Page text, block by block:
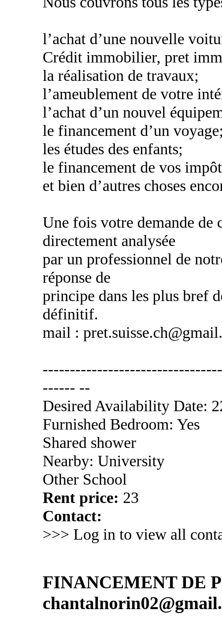
l’achat d’une nouvelle
Crédit immobilier, pret
la réalisation de travaux;
l’ameublement de votre
l’achat d’un nouvel
le financement d’un
les études des enfants;
le financement de vos
et bien d’autres choses
Une fois votre demande
directement analysée
par un professionnel de
réponse de
principe dans les plus bref
définitif.
mail :
------ --
Desired Availability Date:
Furnished Bedroom: Yes
Shared shower
Nearby: University
Other School
Rent price: 23
Contact:
>>> Log in to view all
FINANCEMENT DE